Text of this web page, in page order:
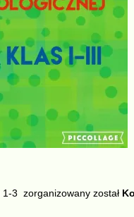
1-3 zorganizowany został